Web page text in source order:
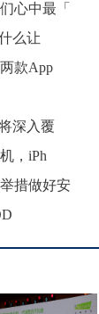
心中最「
么让
款App
深入覆
，iPh
措做好安